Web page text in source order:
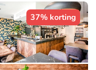
37% korting